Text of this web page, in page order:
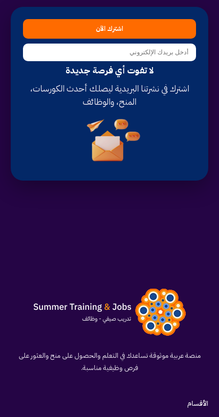
اشترك الآن
لا تفوت أي فرصة جديدة
اشترك في نشرتنا البريدية ليصلك أحدث الكورسات،
المنح، والوظائف
منصة عربية موثوقة تساعدك في التعلم والحصول على منح والعثور على
فرص وظيفية مناسبة.
الأقسام